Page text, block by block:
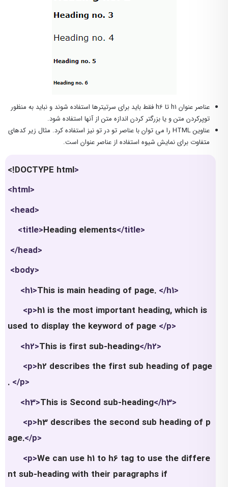
عناصر عنوان h1 تا h6 فقط باید برای سرتیترها استفاده شوند و نباید به منظور
توپرکردن متن و یا بزرگتر کردن اندازه متن از آنها استفاده شود.
عناوین HTML را می توان با عناصر تو در تو نیز استفاده کرد. مثال زیر کدهای
متفاوت برای نمایش شیوه استفاده از عناصر عنوان است.
<!DOCTYPE html>
<html>
<head>
<title>Heading elements</title>
</head>
<body>
<h1>This is main heading of page. </h1>
<p>h1 is the most important heading, which is
used to display the keyword of page </p>
<h2>This is first sub-heading</h2>
<p>h2 describes the first sub heading of page
. </p>
<h3>This is Second sub-heading</h3>
<p>h3 describes the second sub heading of p
age.</p>
<p>We can use h1 to h6 tag to use the differe
nt sub-heading with their paragraphs if